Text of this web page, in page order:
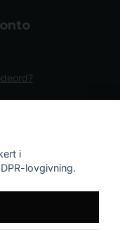
i
lovgivning.